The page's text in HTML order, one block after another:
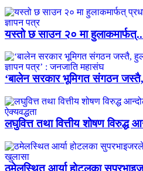
यस्तो छ साउन २० मा
‘बालेन सरकार भूमिगत संगठन
लघुवित्त तथा वित्तीय शोषण विरुद्ध
ठमेलस्थित आर्या होटलका